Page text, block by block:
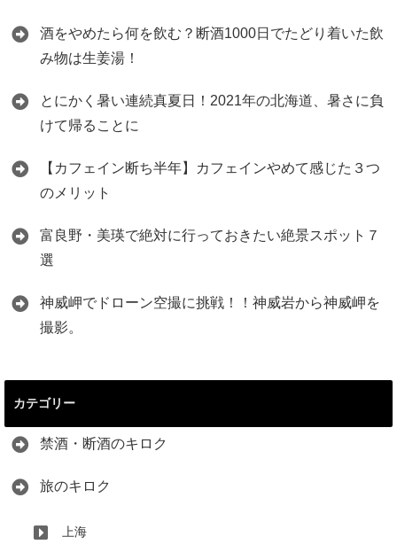
酒をやめたら何を飲む？断酒1000日でたどり着いた飲
み物は生姜湯！
とにかく暑い連続真夏日！2021年の北海道、暑さに負
けて帰ることに
【カフェイン断ち半年】カフェインやめて感じた３つ
のメリット
富良野・美瑛で絶対に行っておきたい絶景スポット７
選
神威岬でドローン空撮に挑戦！！神威岩から神威岬を
撮影。
カテゴリー
禁酒・断酒のキロク
旅のキロク
上海